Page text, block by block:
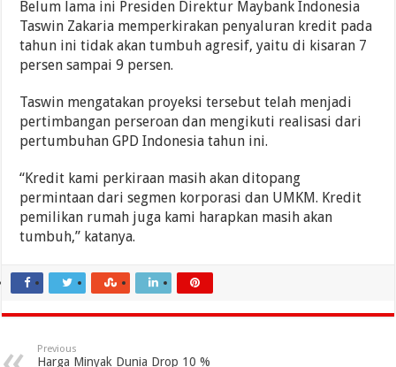
Belum lama ini Presiden Direktur Maybank Indonesia
Taswin Zakaria memperkirakan penyaluran kredit pada
tahun ini tidak akan tumbuh agresif, yaitu di kisaran 7
persen sampai 9 persen.
Taswin mengatakan proyeksi tersebut telah menjadi
pertimbangan perseroan dan mengikuti realisasi dari
pertumbuhan GPD Indonesia tahun ini.
“Kredit kami perkiraan masih akan ditopang
permintaan dari segmen korporasi dan UMKM. Kredit
pemilikan rumah juga kami harapkan masih akan
tumbuh,” katanya.
Previous
Harga Minyak Dunia Drop 10 %